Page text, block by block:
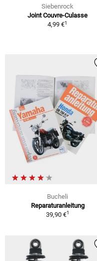
Siebenrock
Joint Couvre-Culasse
4,99 €1
Bucheli
Reparaturanleitung
39,90 €1